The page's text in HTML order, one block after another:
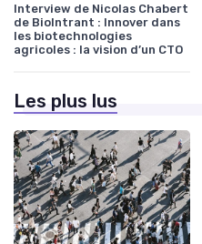
Interview de Nicolas Chabert
de BioIntrant : Innover dans
les biotechnologies
agricoles : la vision d’un CTO
Les plus lus